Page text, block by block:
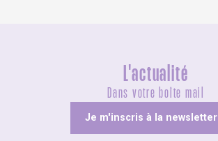
L'actualité
Dans votre boîte mail
Je m'inscris à la newsletter